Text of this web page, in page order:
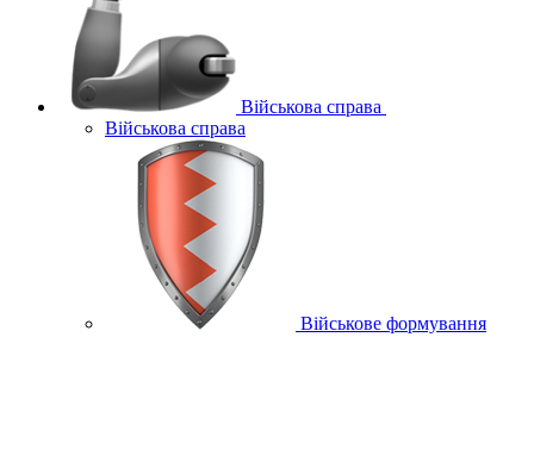
Військова справа
Військова справа
Військове формування